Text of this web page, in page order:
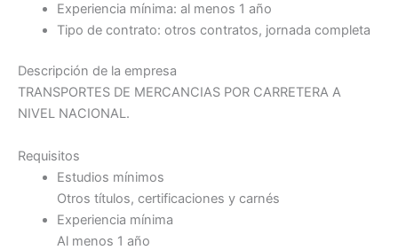
Experiencia mínima: al menos 1 año
Tipo de contrato: otros contratos, jornada completa
Descripción de la empresa
TRANSPORTES DE MERCANCIAS POR CARRETERA A
NIVEL NACIONAL.
Requisitos
Estudios mínimos
Otros títulos, certificaciones y carnés
Experiencia mínima
Al menos 1 año